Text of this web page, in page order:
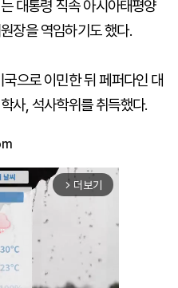
대통령 직속 아시아태평양
장을 역임하기도 했다.
으로 이민한 뒤 페퍼다인 대
사, 석사학위를 취득했다.
arrow_forward_ios 더보기